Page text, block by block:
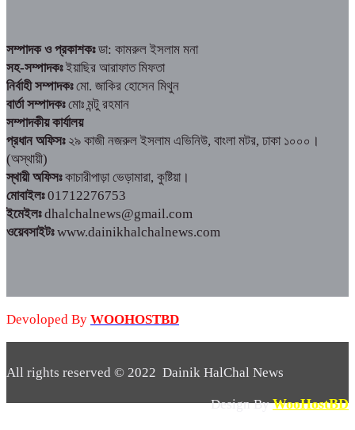
সম্পাদক ও প্রকাশকঃডা: কামরুল ইসলাম মনা
সহ-সম্পাদকঃইয়াছির আরাফাত মিফতা
নির্বাহী সম্পাদকঃমো. জাকির হোসেন মিথুন
বার্তা সম্পাদকঃমোঃ মন্টু রহমান
সম্পাদকীয় কার্যালয়
প্রধান অফিসঃ২৯ কাজী নজরুল ইসলাম এভিনিউ, বাংলা মটর, ঢাকা ১০০০।
(অস্থায়ী)
স্থায়ী অফিসঃকাচারীপাড়া ভেড়ামারা, কুষ্টিয়া।
মোবাইলঃ01712276753
ইমেইলঃdhalchalnews@gmail.com
ওয়েবসাইটঃwww.dainikhalchalnews.com
Devoloped By WOOHOSTBD
All rights reserved © 2022 Dainik HalChal News
Design ByWooHostBD